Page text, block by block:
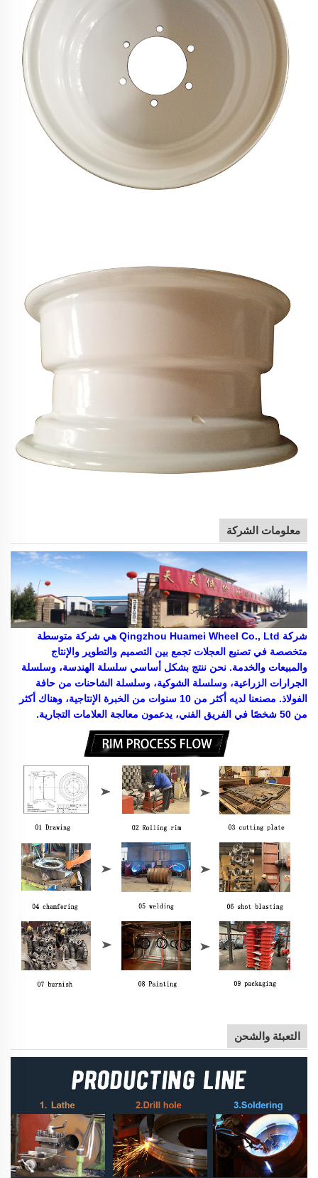
معلومات الشركة
شركة Qingzhou Huamei Wheel Co., Ltd هي شركة متوسطة
متخصصة في تصنيع العجلات تجمع بين التصميم والتطوير والإنتاج
والمبيعات والخدمة. نحن ننتج بشكل أساسي سلسلة الهندسة، وسلسلة
الجرارات الزراعية، وسلسلة الشوكية، وسلسلة الشاحنات من حافة
الفولاذ. مصنعنا لديه أكثر من 10 سنوات من الخبرة الإنتاجية، وهناك أكثر
من 50 شخصًا في الفريق الفني، يدعمون معالجة العلامات التجارية.
التعبئة والشحن